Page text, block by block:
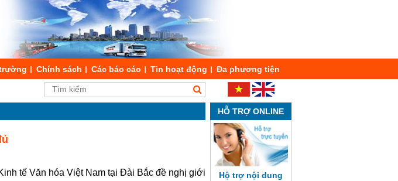
Chính sách Các báo cáo Tin hoạt động Đa phương tiện
tế Văn hóa Việt Nam tại Đài Bắc đề nghị giới
HỖ TRỢ ONLINE
Hộ trợ nội dung